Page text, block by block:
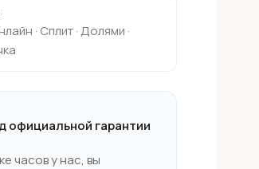
· Сплит · Долями ·
официальной гарантии
часов у нас, вы